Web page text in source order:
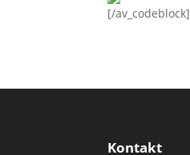
[/av_codeblock]
Kontakt